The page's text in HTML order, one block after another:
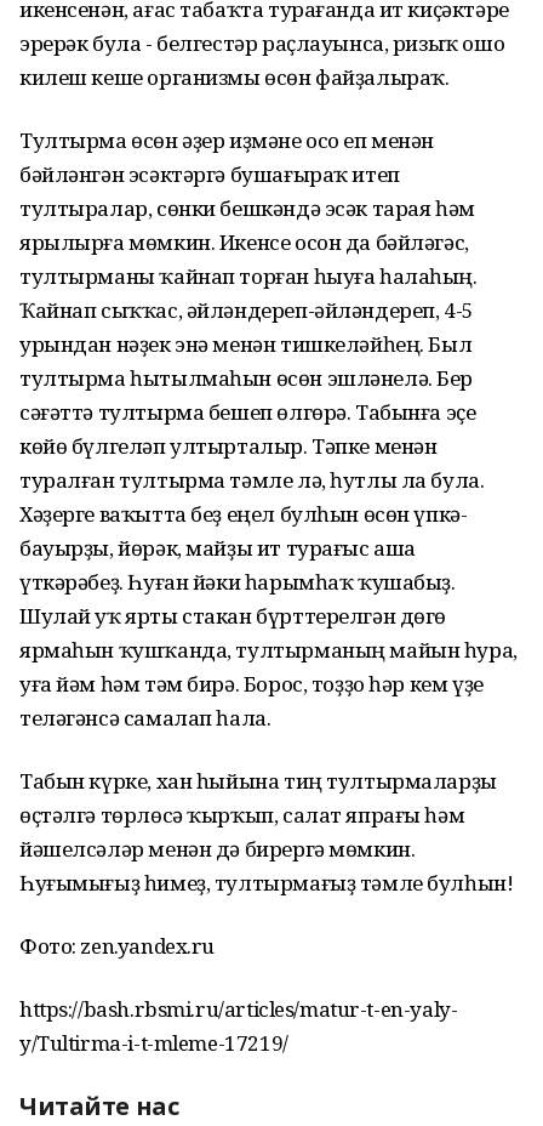
икенсенән, ағас табаҡта турағанда ит киҫәктәре
эрерәк була - белгестәр раҫлауынса, ризыҡ ошо
килеш кеше организмы өсөн файҙалыраҡ.
Тултырма өсөн әҙер иҙмәне осо еп менән
бәйләнгән эсәктәргә бушағыраҡ итеп
тултыралар, сөнки бешкәндә эсәк тарая һәм
ярылырға мөмкин. Икенсе осон да бәйләгәс,
тултырманы ҡайнап торған һыуға һалаһың.
Ҡайнап сыҡҡас, әйләндереп-әйләндереп, 4-5
урындан нәҙек энә менән тишкеләйһең. Был
тултырма һытылмаһын өсөн эшләнелә. Бер
сәғәттә тултырма бешеп өлгөрә. Табынға эҫе
көйө бүлгеләп ултырталыр. Тәпке менән
туралған тултырма тәмле лә, һутлы ла була.
Хәҙерге ваҡытта беҙ еңел булһын өсөн үпкә-
бауырҙы, йөрәк, майҙы ит турағыс аша
үткәрәбеҙ. Һуған йәки һарымһаҡ ҡушабыҙ.
Шулай уҡ ярты стакан бүрттерелгән дөгө
ярмаһын ҡушҡанда, тултырманың майын һура,
уға йәм һәм тәм бирә. Борос, тоҙҙо һәр кем үҙе
теләгәнсә самалап һала.
Табын күрке, хан һыйына тиң тултырмаларҙы
өҫтәлгә төрлөсә ҡырҡып, салат япрағы һәм
йәшелсәләр менән дә бирергә мөмкин.
Һуғымығыҙ һимеҙ, тултырмағыҙ тәмле булһын!
Фото: zen.yandex.ru
https://bash.rbsmi.ru/articles/matur-t-en-yaly-
y/Tultirma-i-t-mleme-17219/
Читайте нас